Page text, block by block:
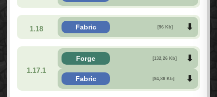
1.18 Fabric [96 Kb]
1.17.1
Forge [132,26 Kb]
Fabric [94,86 Kb]